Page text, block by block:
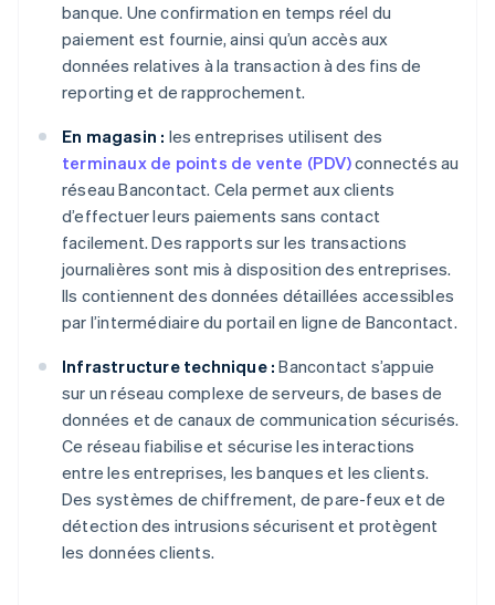
banque. Une confirmation en temps réel du
paiement est fournie, ainsi qu’un accès aux
données relatives à la transaction à des fins de
reporting et de rapprochement.
En magasin : les entreprises utilisent des
terminaux de points de vente (PDV)connectés au
réseau Bancontact. Cela permet aux clients
d’effectuer leurs paiements sans contact
facilement. Des rapports sur les transactions
journalières sont mis à disposition des entreprises.
Ils contiennent des données détaillées accessibles
par l’intermédiaire du portail en ligne de Bancontact.
Infrastructure technique : Bancontact s’appuie
sur un réseau complexe de serveurs, de bases de
données et de canaux de communication sécurisés.
Ce réseau fiabilise et sécurise les interactions
entre les entreprises, les banques et les clients.
Des systèmes de chiffrement, de pare-feux et de
détection des intrusions sécurisent et protègent
les données clients.